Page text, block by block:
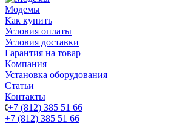
Модемы
Как купить
Условия оплаты
Условия доставки
Гарантия на товар
Компания
Установка оборудования
Статьи
Контакты
+7 (812) 385 51 66
+7 (812) 385 51 66